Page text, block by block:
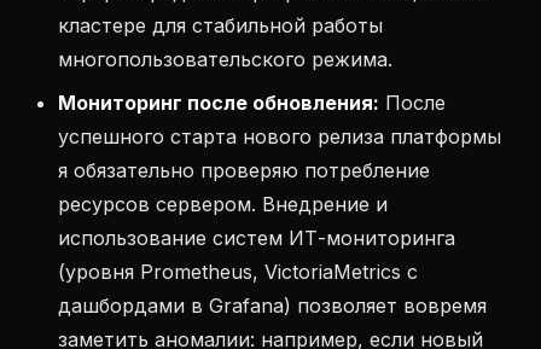
кластере для стабильной работы
многопользовательского режима.
Мониторинг после обновления: После
успешного старта нового релиза платформы
я обязательно проверяю потребление
ресурсов сервером. Внедрение и
использование систем ИТ-мониторинга
(уровня Prometheus, VictoriaMetrics с
дашбордами в Grafana) позволяет вовремя
заметить аномалии: например, если новый